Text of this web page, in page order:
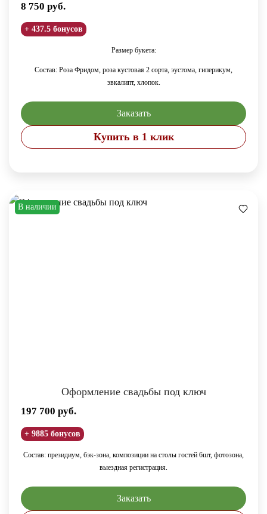
8 750 руб.
+ 437.5 бонусов
Размер букета:
Состав: Роза Фридом, роза кустовая 2 сорта, эустома, гиперикум,
эвкалипт, хлопок.
Заказать
Купить в 1 клик
В наличии
Оформление свадьбы под ключ
197 700 руб.
+ 9885 бонусов
Состав: президиум, бэк-зона, композиции на столы гостей 6шт, фотозона,
выездная регистрация.
Заказать